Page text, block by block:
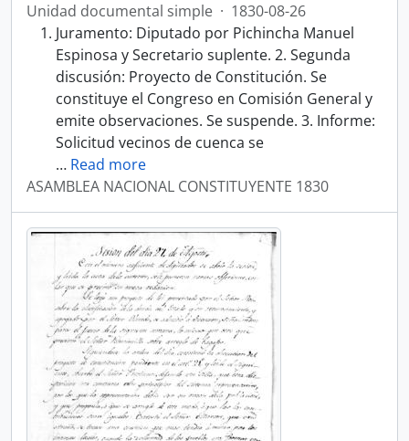
Unidad documental simple · 1830-08-26
Juramento: Diputado por Pichincha Manuel
Espinosa y Secretario suplente. 2. Segunda
discusión: Proyecto de Constitución. Se
constituye el Congreso en Comisión General y
emite observaciones. Se suspende. 3. Informe:
Solicitud vecinos de cuenca se
… Read more
ASAMBLEA NACIONAL CONSTITUYENTE 1830